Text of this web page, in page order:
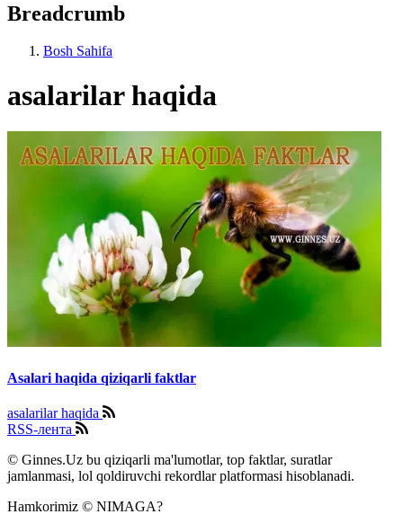
Breadcrumb
Bosh Sahifa
asalarilar haqida
Asalari haqida qiziqarli faktlar
asalarilar haqida
RSS-лента
© Ginnes.Uz bu qiziqarli ma'lumotlar, top faktlar, suratlar
jamlanmasi, lol qoldiruvchi rekordlar platformasi hisoblanadi.
Hamkorimiz © NIMAGA?